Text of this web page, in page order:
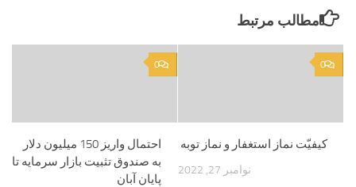
مطالب مرتبط
0
احتمال واریز 150 میلیون دلار
به صندوق تثبیت بازار سرمایه تا
پایان آبان
0
کیفیّت نماز استغفار و نماز توبه
نوامبر 27, 2022